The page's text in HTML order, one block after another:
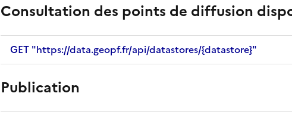
Consultation des points de diffusion
GET "https://data.geopf.fr/api/datastores/{datastore}"
Publication